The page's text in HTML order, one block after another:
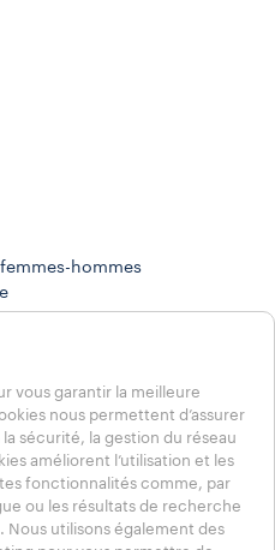
hommes
standard
vous garantir la meilleure
nous permettent d’assurer
sécurité, la gestion du réseau
améliorent l’utilisation et les
fonctionnalités comme, par
ou les résultats de recherche
utilisons également des